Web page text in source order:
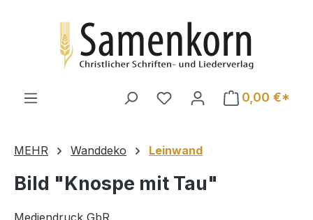
0,00 €*
MEHR Wanddeko Leinwand
Bild "Knospe mit Tau"
Mediendruck GbR